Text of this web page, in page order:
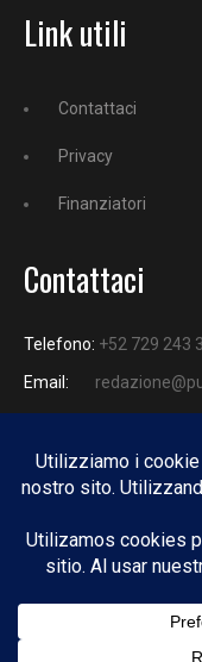
Link utili
Contattaci
Privacy
Finanziatori
Contattaci
Telefono: +52 729 243
Email: